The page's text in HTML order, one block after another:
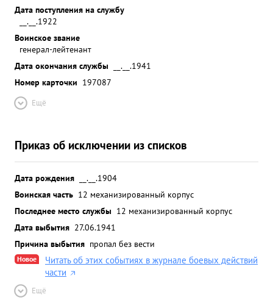
Дата поступления на службу
__.__.1922
Воинское звание
генерал-лейтенант
Дата окончания службы
__.__.1941
Номер карточки 197087
Ещё
Приказ об исключении из списков
Дата рождения
__.__.1904
Воинская часть 12 механизированный корпус
Последнее место службы 12 механизированный корпус
Дата выбытия 27.06.1941
Причина выбытия пропал без вести
Новое
Читать об этих событиях в журнале боевых действий
части
Ещё